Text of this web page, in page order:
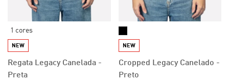
1 cores
NEW
Regata Legacy Canelada -
Preta
NEW
Cropped Legacy Canelado -
Preto